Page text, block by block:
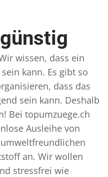
wissen, dass ein
kann. Es gibt so
dass das
sein kann. Deshalb
Bei topumzuege.ch
Ausleihe von
an. Wir wollen
stressfrei wie